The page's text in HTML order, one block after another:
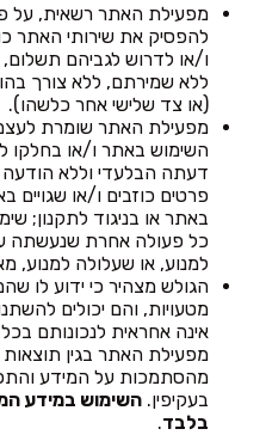
מפעילת האתר רשאית, על
להפסיק את שירותי האתר
ו/או לדרוש לגביהם
ללא שמירתם, ללא צורך
(או צד שלישי אחר כלשהו).
מפעילת האתר שומרת
דעתה הבלעדי וללא
פרטים כוזבים ו/או שגויים
באתר או בניגוד לתקנון;
כל פעולה אחרת שנעשתה
למנוע, או שעלולה
הגולש מצהיר כי ידוע לו
מטעויות, והם יכולים
אינה אחראית לנכונותם
מפעילת האתר בגין
מהסתמכות על המידע
בעקיפין. השימוש במידע
בלבד.